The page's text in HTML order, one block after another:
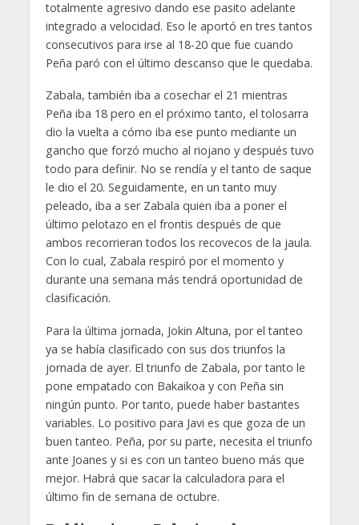
totalmente agresivo dando ese pasito adelante
integrado a velocidad. Eso le aportó en tres tantos
consecutivos para irse al 18-20 que fue cuando
Peña paró con el último descanso que le quedaba.
Zabala, también iba a cosechar el 21 mientras
Peña iba 18 pero en el próximo tanto, el tolosarra
dio la vuelta a cómo iba ese punto mediante un
gancho que forzó mucho al riojano y después tuvo
todo para definir. No se rendía y el tanto de saque
le dio el 20. Seguidamente, en un tanto muy
peleado, iba a ser Zabala quien iba a poner el
último pelotazo en el frontis después de que
ambos recorrieran todos los recovecos de la jaula.
Con lo cual, Zabala respiró por el momento y
durante una semana más tendrá oportunidad de
clasificación.
Para la última jornada, Jokin Altuna, por el tanteo
ya se había clasificado con sus dos triunfos la
jornada de ayer. El triunfo de Zabala, por tanto le
pone empatado con Bakaikoa y con Peña sin
ningún punto. Por tanto, puede haber bastantes
variables. Lo positivo para Javi es que goza de un
buen tanteo. Peña, por su parte, necesita el triunfo
ante Joanes y si es con un tanteo bueno más que
mejor. Habrá que sacar la calculadora para el
último fin de semana de octubre.